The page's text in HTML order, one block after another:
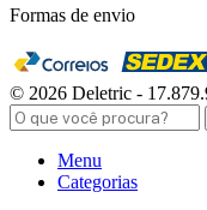
Formas de envio
© 2026 Deletric -
Menu
Categorias